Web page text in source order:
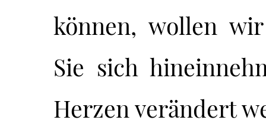
können, wollen
Sie sich
Herzen verändert